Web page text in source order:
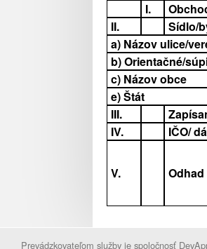
I.
II.
Sídlo/
a) Názov ulice/
b) Orientačné/
c) Názov obce
e) Štát
III.
IV.
IČO/
V.
Prevádzkovateľom služby je spoločnosť